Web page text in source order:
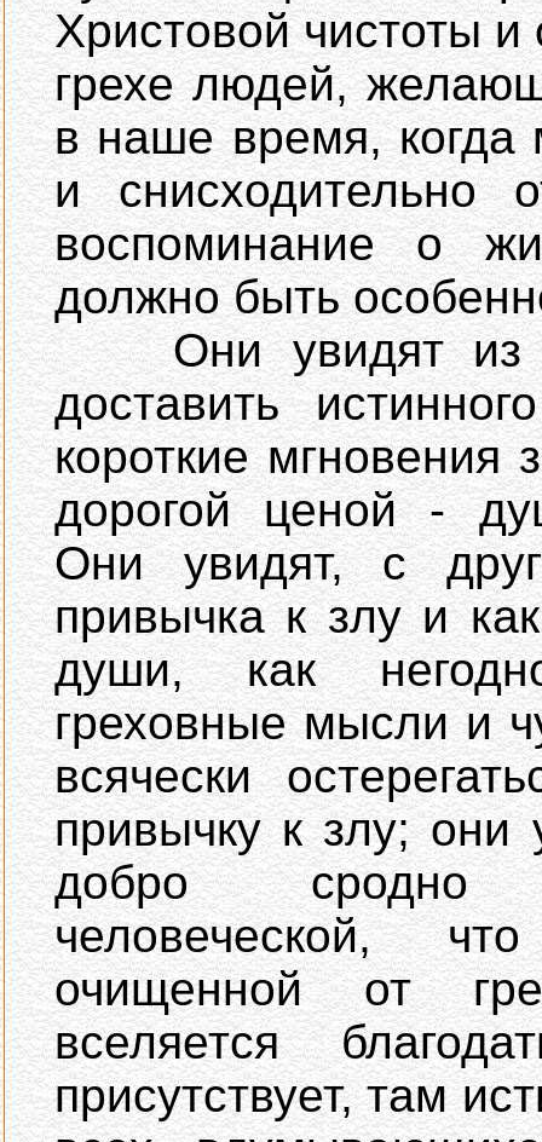
Христовой чистоты и
грехе людей,
в наше время, когда
и снисходительно
воспоминание о
должно быть
Они увидят из
доставить
короткие мгновения
дорогой ценой -
Они увидят, с
привычка к злу и
души, как
греховные мысли и
всячески
привычку к злу; они
добро сродно
человеческой,
очищенной от
вселяется
присутствует, там